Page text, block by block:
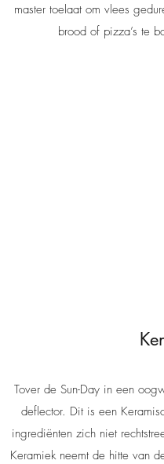
master toelaat om vlees
brood of pizza’s te
Tover de Sun-Day in een
deflector. Dit is een
ingrediënten zich niet
Keramiek neemt de hitte van